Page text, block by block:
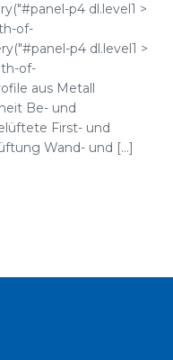
p4 dl.level1 >
of-
p4 dl.level1 >
of-
aus Metall
Be- und
First- und
Wand- und [...]